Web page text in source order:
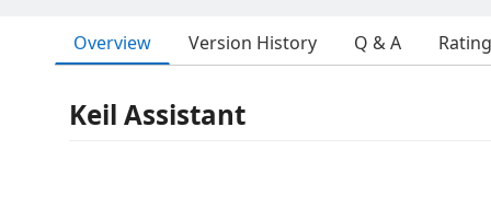
Overview Version History Q & A
Keil Assistant